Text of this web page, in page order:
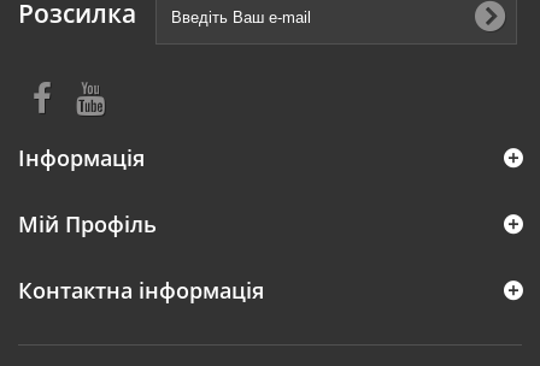
Розсилка
Інформація
Мій Профіль
Контактна інформація